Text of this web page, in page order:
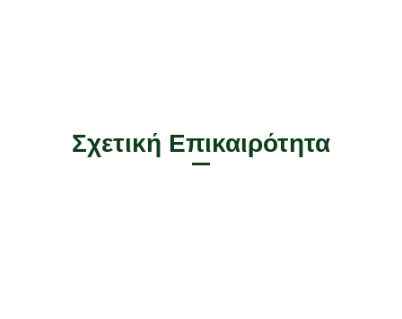
Σχετική Επικαιρότητα